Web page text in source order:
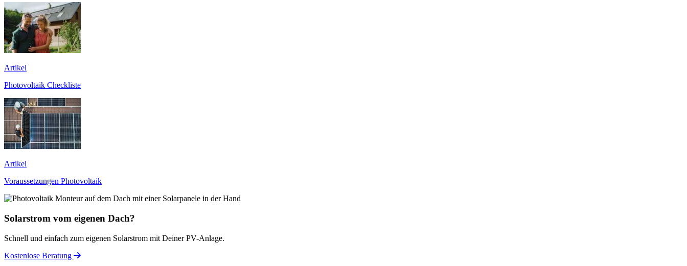
Artikel
Photovoltaik Checkliste
Artikel
Voraussetzungen Photovoltaik
Solarstrom vom eigenen Dach?
Schnell und einfach zum eigenen Solarstrom mit Deiner PV-Anlage.
Kostenlose Beratung